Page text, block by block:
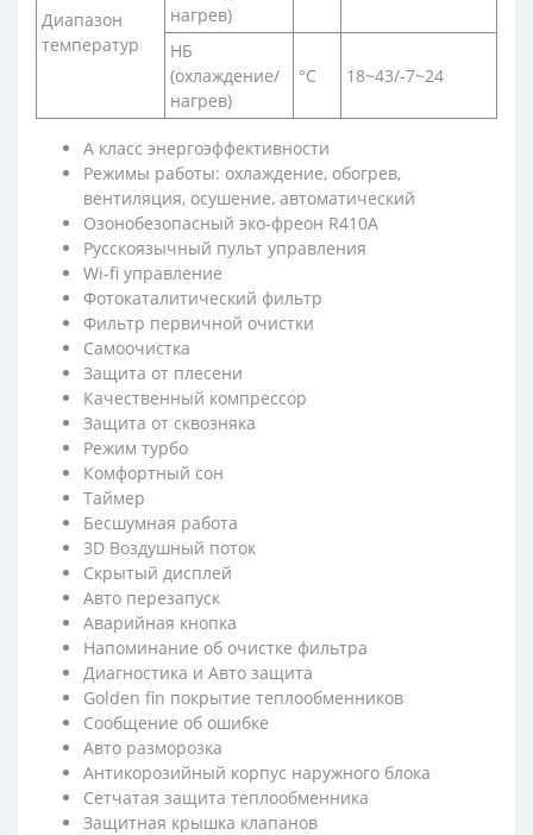
Диапазон
температур
нагрев)
НБ
(охлаждение/
нагрев)
°C 18~43/-7~24
A класс энергоэффективности
Режимы работы: охлаждение, обогрев,
вентиляция, осушение, автоматический
Озонобезопасный эко-фреон R410A
Русскоязычный пульт управления
Wi-fi управление
Фотокаталитический фильтр
Фильтр первичной очистки
Самоочистка
Защита от плесени
Качественный компрессор
Защита от сквозняка
Режим турбо
Комфортный сон
Таймер
Бесшумная работа
3D Воздушный поток
Скрытый дисплей
Авто перезапуск
Аварийная кнопка
Напоминание об очистке фильтра
Диагностика и Авто защита
Golden fin покрытие теплообменников
Сообщение об ошибке
Авто разморозка
Антикорозийный корпус наружнoго блока
Cетчатая защита теплообменника
Защитная крышка клапанов